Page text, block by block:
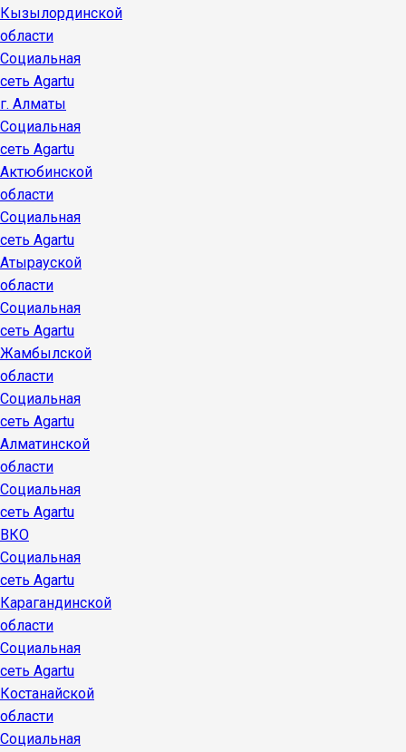
Кызылординской
области
Социальная
сеть Agartu
г. Алматы
Социальная
сеть Agartu
Актюбинской
области
Социальная
сеть Agartu
Атырауской
области
Социальная
сеть Agartu
Жамбылской
области
Социальная
сеть Agartu
Алматинской
области
Социальная
сеть Agartu
ВКО
Социальная
сеть Agartu
Карагандинской
области
Социальная
сеть Agartu
Костанайской
области
Социальная